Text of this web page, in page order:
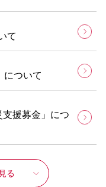
て
について
支援募金」につ
る